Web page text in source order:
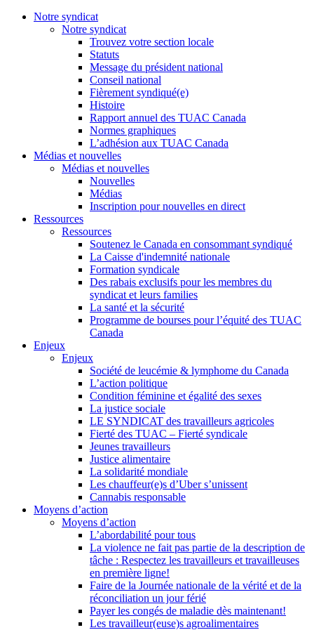
Notre syndicat
Notre syndicat
Trouvez votre section locale
Statuts
Message du président national
Conseil national
Fièrement syndiqué(e)
Histoire
Rapport annuel des TUAC Canada
Normes graphiques
L’adhésion aux TUAC Canada
Médias et nouvelles
Médias et nouvelles
Nouvelles
Médias
Inscription pour nouvelles en direct
Ressources
Ressources
Soutenez le Canada en consommant syndiqué
La Caisse d'indemnité nationale
Formation syndicale
Des rabais exclusifs pour les membres du
syndicat et leurs families
La santé et la sécurité
Programme de bourses pour l’équité des TUAC
Canada
Enjeux
Enjeux
Société de leucémie & lymphome du Canada
L’action politique
Condition féminine et égalité des sexes
La justice sociale
LE SYNDICAT des travailleurs agricoles
Fierté des TUAC – Fierté syndicale
Jeunes travailleurs
Justice alimentaire
La solidarité mondiale
Les chauffeur(e)s d’Uber s’unissent
Cannabis responsable
Moyens d’action
Moyens d’action
L’abordabilité pour tous
La violence ne fait pas partie de la description de
tâche : Respectez les travailleurs et travailleuses
en première ligne!
Faire de la Journée nationale de la vérité et de la
réconciliation un jour férié
Payer les congés de maladie dès maintenant!
Les travailleur(euse)s agroalimentaires